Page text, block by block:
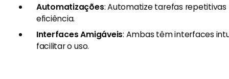
Automatizações: Automatize tarefas
eficiência.
Interfaces Amigáveis: Ambas têm interfaces
facilitar o uso.